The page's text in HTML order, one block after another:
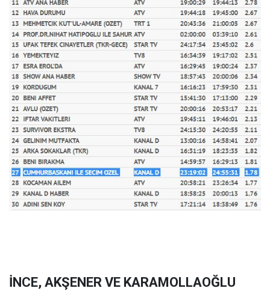
İNCE, AKŞENER VE KARAMOLLAOĞLU